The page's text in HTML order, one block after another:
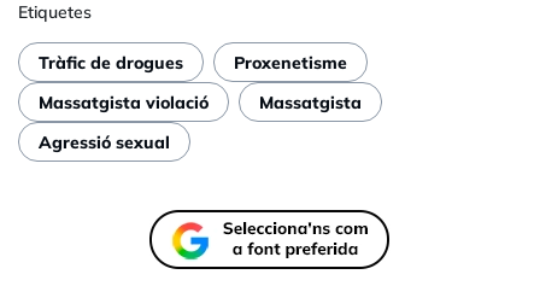
Etiquetes
Tràfic de drogues
Proxenetisme
Massatgista violació
Massatgista
Agressió sexual